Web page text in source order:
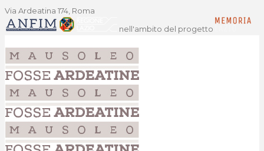
Via Ardeatina 174, Roma
nell'ambito del progetto